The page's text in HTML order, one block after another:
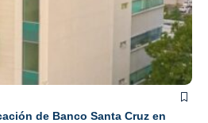
de Banco Santa Cruz en